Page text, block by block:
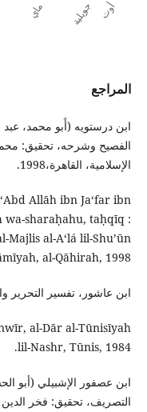
المراجع
الفصيح وشرحه، تحقيق:
الإسلامية، القاهرة،1998.
Allāh ibn Jaʻfar ibn
wa-sharaḥahu, taḥqīq :
al-Aʻlá lil-Shuʼūn
al-Qāhirah, 1998.
ابن عاشور، تفسير التحرير
al-Dār al-Tūnisīyah
lil-Nashr, Tūnis, 1984.